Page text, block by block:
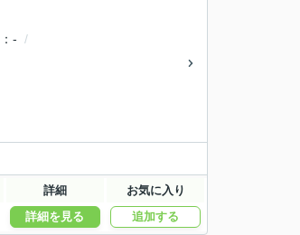
-
詳細 お気に入り
詳細を見る 追加する